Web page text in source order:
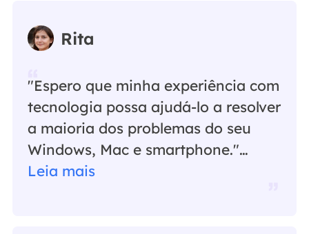
Rita
"Espero que minha experiência com
tecnologia possa ajudá-lo a resolver
a maioria dos problemas do seu
Windows, Mac e smartphone."…
Leia mais